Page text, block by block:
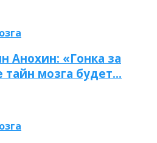
Анохин: «Гонка за
тайн мозга будет…